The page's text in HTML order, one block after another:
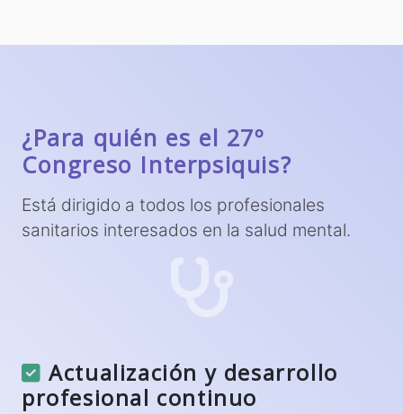
¿Para quién es el 27º
Congreso Interpsiquis?
Está dirigido a todos los profesionales
sanitarios interesados en la salud mental.
Actualización y desarrollo
profesional continuo